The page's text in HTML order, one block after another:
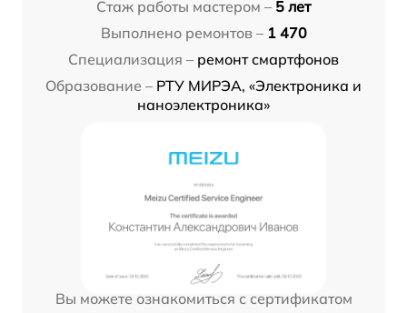
Стаж работы мастером – 5 лет
Выполнено ремонтов – 1 470
Специализация – ремонт смартфонов
Образование – РТУ МИРЭА, «Электроника и
наноэлектроника»
Вы можете ознакомиться с сертификатом